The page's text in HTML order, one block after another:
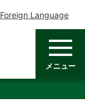
Foreign Language
メニュー